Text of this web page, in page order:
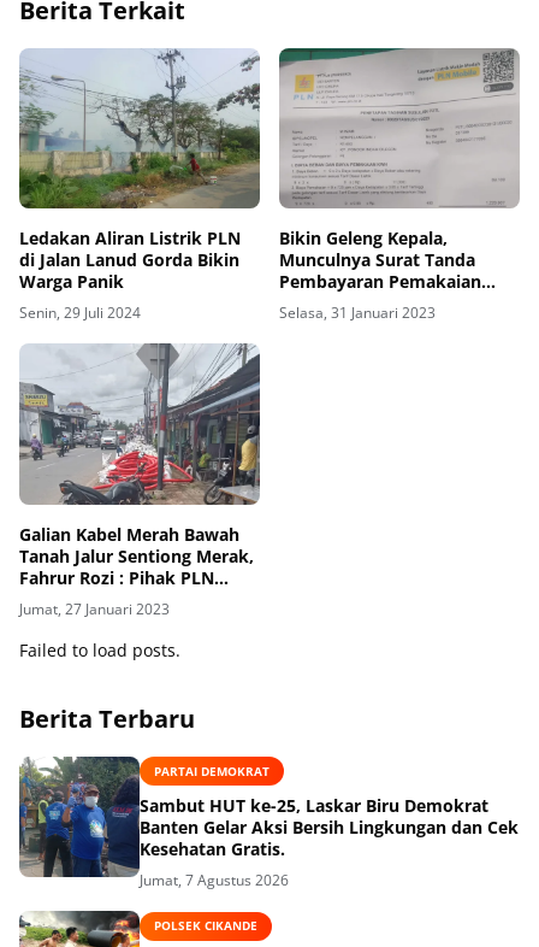
Berita Terkait
Ledakan Aliran Listrik PLN
di Jalan Lanud Gorda Bikin
Warga Panik
Senin, 29 Juli 2024
Bikin Geleng Kepala,
Munculnya Surat Tanda
Pembayaran Pemakaian
Arus Listrik Dari PLN
Selasa, 31 Januari 2023
Galian Kabel Merah Bawah
Tanah Jalur Sentiong Merak,
Fahrur Rozi : Pihak PLN
Perlu Awasi Kinerja Kegiatan
Galian
Jumat, 27 Januari 2023
Failed to load posts.
Berita Terbaru
PARTAI DEMOKRAT
Sambut HUT ke-25, Laskar Biru Demokrat
Banten Gelar Aksi Bersih Lingkungan dan Cek
Kesehatan Gratis.
Jumat, 7 Agustus 2026
POLSEK CIKANDE